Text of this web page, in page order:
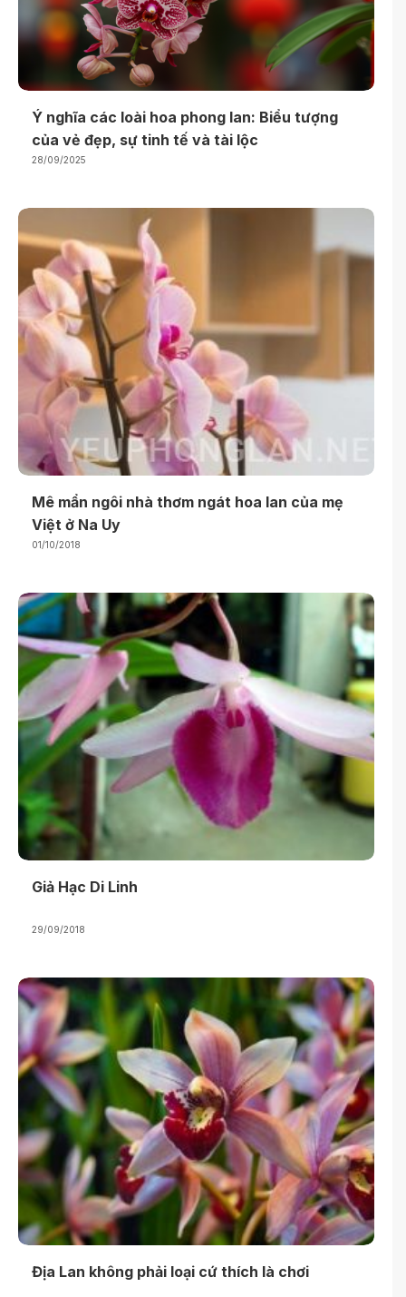
Ý nghĩa các loài hoa phong lan: Biểu tượng
của vẻ đẹp, sự tinh tế và tài lộc
28/09/2025
Mê mẩn ngôi nhà thơm ngát hoa lan của mẹ
Việt ở Na Uy
01/10/2018
Giả Hạc Di Linh
29/09/2018
Địa Lan không phải loại cứ thích là chơi